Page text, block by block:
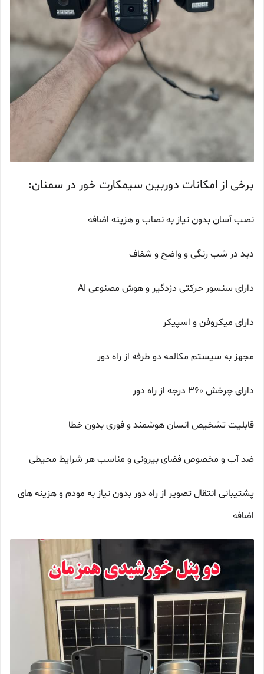
برخی از امکانات دوربین سیمکارت خور در سمنان:
نصب آسان بدون نیاز به نصاب و هزینه اضافه
دید در شب رنگی و واضح و شفاف
دارای سنسور حرکتی دزدگیر و هوش مصنوعی AI
دارای میکروفن و اسپیکر
مجهز به سیستم مکالمه دو طرفه از راه دور
دارای چرخش 360 درجه از راه دور
قابلیت تشخیص انسان هوشمند و فوری بدون خطا
ضد آب و مخصوص فضای بیرونی و مناسب هر شرایط محیطی
پشتیبانی انتقال تصویر از راه دور بدون نیاز به مودم و هزینه های
اضافه